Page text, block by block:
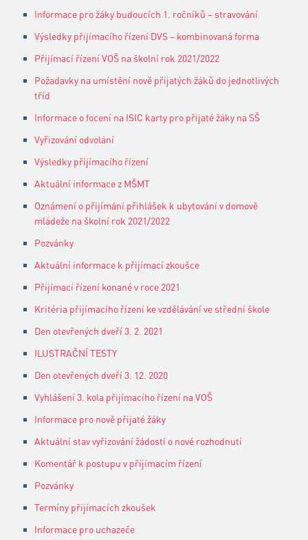
Informace pro žáky budoucích 1. ročníků – stravování
Výsledky přijímacího řízení DVS – kombinovaná forma
Přijímací řízení VOŠ na školní rok 2021/2022
Požadavky na umístění nově přijatých žáků do jednotlivých
tříd
Informace o focení na ISIC karty pro přijaté žáky na SŠ
Vyřizování odvolání
Výsledky přijímacího řízení
Aktuální informace z MŠMT
Oznámení o přijímání přihlášek k ubytování v domově
mládeže na školní rok 2021/2022
Pozvánky
Aktuální informace k přijímací zkoušce
Přijímací řízení konané v roce 2021
Kritéria přijímacího řízení ke vzdělávání ve střední škole
Den otevřených dveří 3. 2. 2021
ILUSTRAČNÍ TESTY
Den otevřených dveří 3. 12. 2020
Vyhlášení 3. kola přijímacího řízení na VOŠ
Informace pro nově přijaté žáky
Aktuální stav vyřizování žádostí o nové rozhodnutí
Komentář k postupu v přijímacím řízení
Pozvánky
Termíny přijímacích zkoušek
Informace pro uchazeče